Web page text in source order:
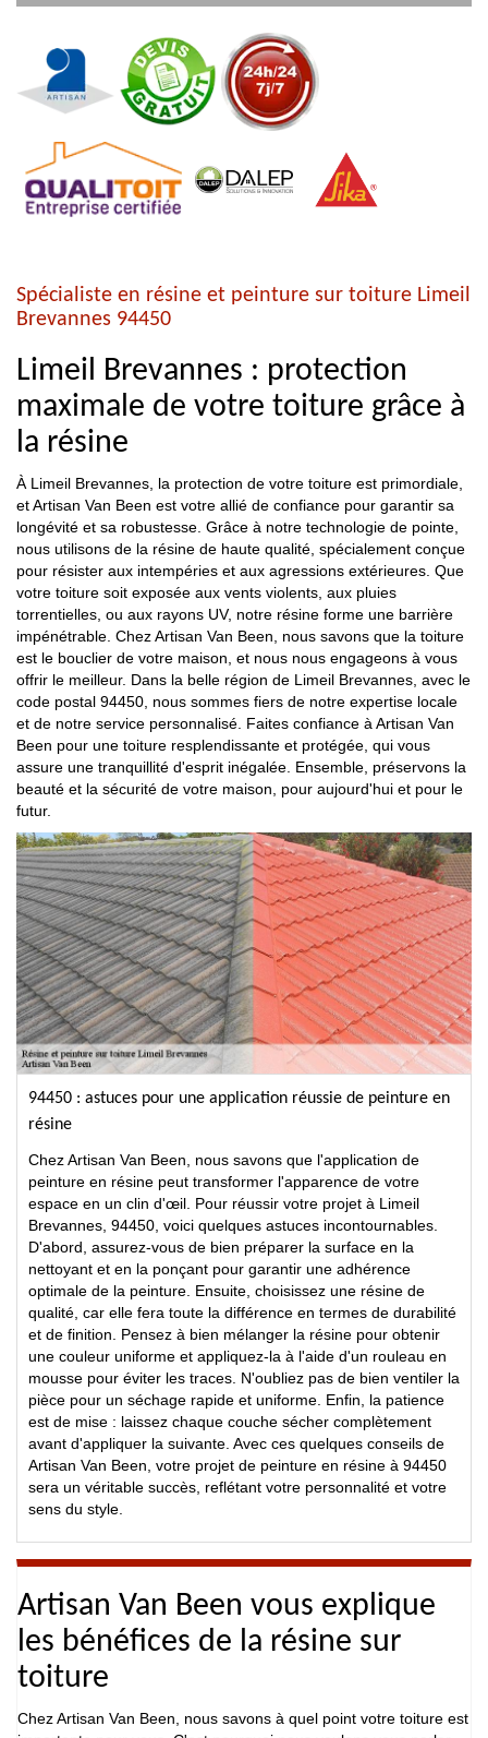
Spécialiste en résine et peinture sur toiture Limeil
Brevannes 94450
Limeil Brevannes : protection
maximale de votre toiture grâce à
la résine
À Limeil Brevannes, la protection de votre toiture est primordiale,
et Artisan Van Been est votre allié de confiance pour garantir sa
longévité et sa robustesse. Grâce à notre technologie de pointe,
nous utilisons de la résine de haute qualité, spécialement conçue
pour résister aux intempéries et aux agressions extérieures. Que
votre toiture soit exposée aux vents violents, aux pluies
torrentielles, ou aux rayons UV, notre résine forme une barrière
impénétrable. Chez Artisan Van Been, nous savons que la toiture
est le bouclier de votre maison, et nous nous engageons à vous
offrir le meilleur. Dans la belle région de Limeil Brevannes, avec le
code postal 94450, nous sommes fiers de notre expertise locale
et de notre service personnalisé. Faites confiance à Artisan Van
Been pour une toiture resplendissante et protégée, qui vous
assure une tranquillité d'esprit inégalée. Ensemble, préservons la
beauté et la sécurité de votre maison, pour aujourd'hui et pour le
futur.
94450 : astuces pour une application réussie de peinture en
résine
Chez Artisan Van Been, nous savons que l'application de
peinture en résine peut transformer l'apparence de votre
espace en un clin d'œil. Pour réussir votre projet à Limeil
Brevannes, 94450, voici quelques astuces incontournables.
D'abord, assurez-vous de bien préparer la surface en la
nettoyant et en la ponçant pour garantir une adhérence
optimale de la peinture. Ensuite, choisissez une résine de
qualité, car elle fera toute la différence en termes de durabilité
et de finition. Pensez à bien mélanger la résine pour obtenir
une couleur uniforme et appliquez-la à l'aide d'un rouleau en
mousse pour éviter les traces. N'oubliez pas de bien ventiler la
pièce pour un séchage rapide et uniforme. Enfin, la patience
est de mise : laissez chaque couche sécher complètement
avant d'appliquer la suivante. Avec ces quelques conseils de
Artisan Van Been, votre projet de peinture en résine à 94450
sera un véritable succès, reflétant votre personnalité et votre
sens du style.
Artisan Van Been vous explique
les bénéfices de la résine sur
toiture
Chez Artisan Van Been, nous savons à quel point votre toiture est